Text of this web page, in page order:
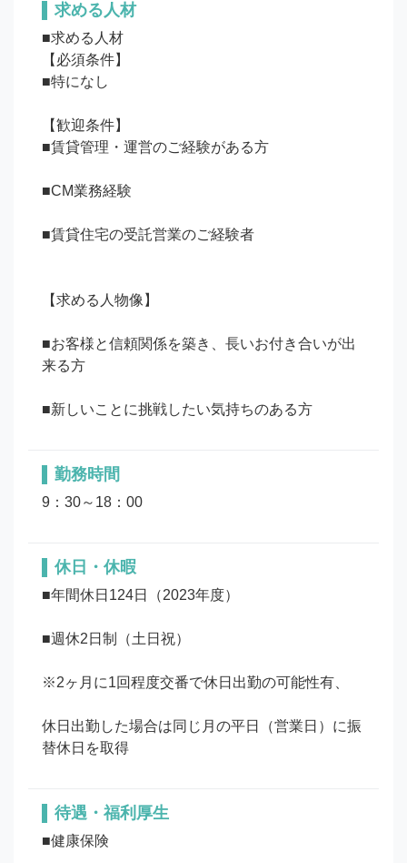
求める人材
■求める人材
【必須条件】
■特になし
【歓迎条件】
■賃貸管理・運営のご経験がある方
■CM業務経験
■賃貸住宅の受託営業のご経験者
【求める人物像】
■お客様と信頼関係を築き、長いお付き合いが出
来る方
勤務時間
9：30～18：00
休日・休暇
■年間休日124日（2023年度）
■週休2日制（土日祝）
※2ヶ月に1回程度交番で休日出勤の可能性有、
休日出勤した場合は同じ月の平日（営業日）に振
待遇・福利厚生
■健康保険